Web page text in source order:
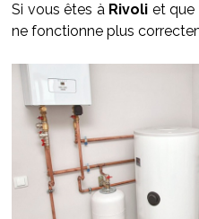
Si vous êtes à Rivoli et que
ne fonctionne plus